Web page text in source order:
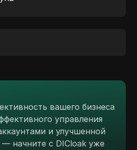
вашего бизнеса
управления
и улучшенной
— начните с DICloak уже